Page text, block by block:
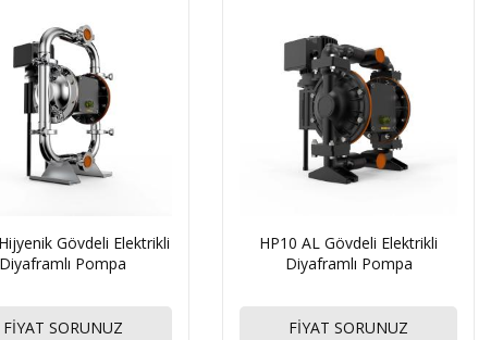
Gövdeli Elektrikli
Diyaframlı Pompa
FİYAT SORUNUZ
HP10 AL Gövdeli Elektrikli
Diyaframlı Pompa
FİYAT SORUNUZ